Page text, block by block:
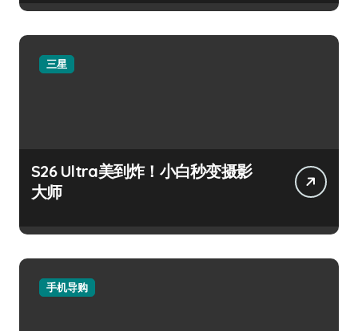
三星
S26 Ultra美到炸！小白秒变摄影
大师
手机导购